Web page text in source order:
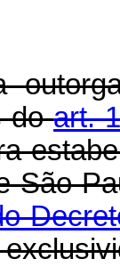
doart.
São